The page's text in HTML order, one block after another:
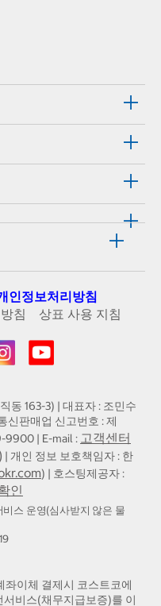
인정보처리방침
침
상표 사용 지침
동 163-3) | 대표자 : 조민수
신판매업 신고번호 : 제
9900 | E-mail : 고객센터
| 개인 정보 보호책임자 : 한
) | 호스팅제공자 :
인
스 운영(심사받지 않은 물
좌이체 결제시 코스트코에
비스(채무지급보증)를 이